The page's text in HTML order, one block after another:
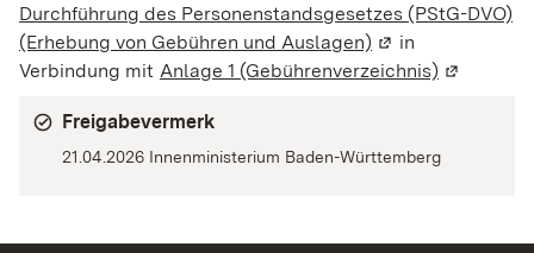
Durchführung des Personenstandsgesetzes (PStG-DVO)
(Erhebung von Gebühren und Auslagen) (Wird in einem
in
Verbindung mit Anlage 1 (Gebührenverzeichnis) (Wird in
Freigabevermerk
21.04.2026 Innenministerium Baden-Württemberg